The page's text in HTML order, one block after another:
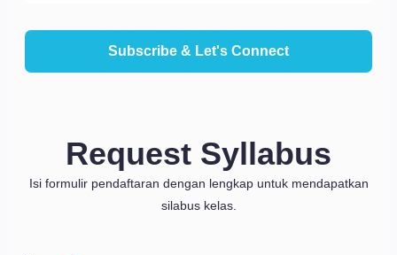
Subscribe & Let's Connect
Request Syllabus
Isi formulir pendaftaran dengan lengkap untuk mendapatkan
silabus kelas.